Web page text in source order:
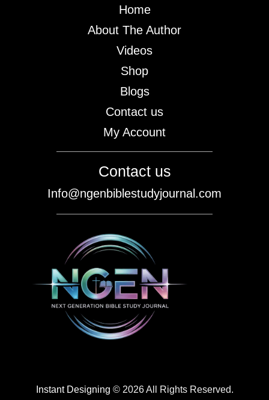
Contact us
Info@ngenbiblestudyjournal.com
Home
About The Author
Videos
Shop
Blogs
Contact us
My Account
Instant Designing © 2026 All Rights Reserved.